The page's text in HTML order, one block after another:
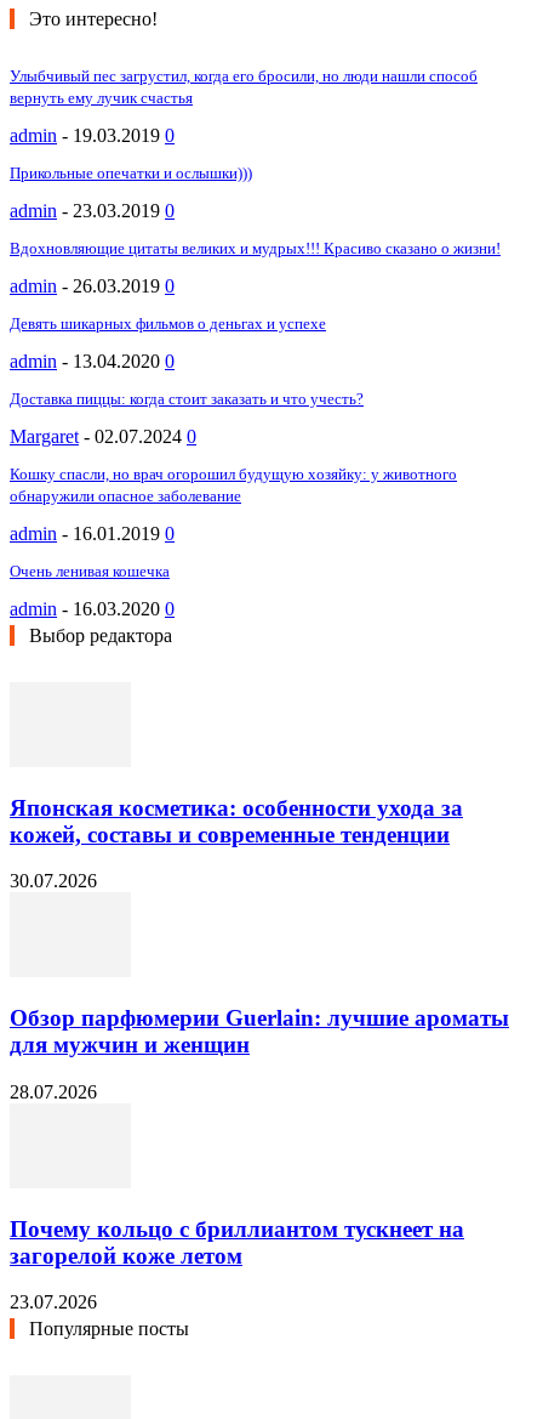
Это интересно!
Улыбчивый пес загрустил, когда его бросили, но люди нашли способ
вернуть ему лучик счастья
admin - 19.03.2019 0
Прикольные опечатки и ослышки)))
admin - 23.03.2019 0
Вдохновляющие цитаты великих и мудрых!!! Красиво сказано о жизни!
admin - 26.03.2019 0
Девять шикарных фильмов о деньгах и успехе
admin - 13.04.2020 0
Доставка пиццы: когда стоит заказать и что учесть?
Margaret - 02.07.2024 0
Кошку спасли, но врач огорошил будущую хозяйку: у животного
обнаружили опасное заболевание
admin - 16.01.2019 0
Очень ленивая кошечка
admin - 16.03.2020 0
Выбор редактора
Японская косметика: особенности ухода за
кожей, составы и современные тенденции
30.07.2026
Обзор парфюмерии Guerlain: лучшие ароматы
для мужчин и женщин
28.07.2026
Почему кольцо с бриллиантом тускнеет на
загорелой коже летом
23.07.2026
Популярные посты